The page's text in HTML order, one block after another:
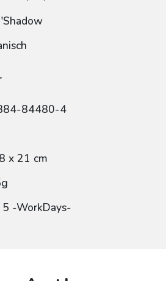
84480-4
x 21 cm
-WorkDays-